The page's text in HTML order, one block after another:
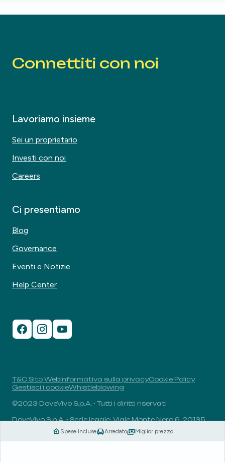
Spese incluse Arredato Miglior prezzo
Connettiti con noi
Lavoriamo insieme
Sei un proprietario
Investi con noi
Careers
Ci presentiamo
Blog
Governance
Eventi e Notizie
Help Center
T&C Sito WebInformativa sulla privacyCookie Policy
Gestisci i cookieWhistleblowing
©2023 DoveVivo S.p.A. - Tutti i diritti riservati
DoveVivo S.p.A. - Sede legale: Viale Monte Nero 6, 20135,
Milano, Italia - P.I.: 00406960732 - R.E.A.: MI-1838078 -
Capitale sociale: 1.829.649,81 euro i.v.